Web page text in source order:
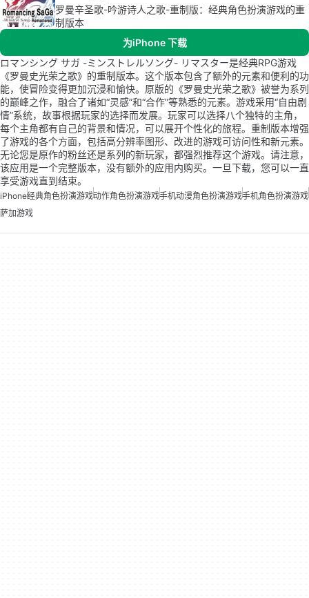
罗曼辛圣歌-吟游诗人之歌-重制版：经典角色扮演游戏的重
制版本
为iPhone 下载
ロマンシング サガ -ミンストレルソング- リマスター是经典RPG游戏
《罗曼史光荣之歌》的重制版本。这个版本包含了额外的元素和便利的功
能，使冒险变得更加沉浸和愉快。原版的《罗曼史光荣之歌》被誉为系列
的巅峰之作，融合了诸如“灵感”和“合作”等熟悉的元素。游戏采用“自由剧
情”系统，故事根据玩家的选择而发展。玩家可以选择八个独特的主角，
每个主角都有自己的背景和情况，可以展开个性化的旅程。重制版本增强
了游戏的各个方面，包括高分辨率图形、改进的游戏可访问性和新元素。
无论您是原作的粉丝还是系列的新玩家，都强烈推荐这个游戏。请注意，
该应用是一个完整版本，没有额外的应用内购买。一旦下载，您可以一直
享受游戏直到结束。
iPhone经典角色扮演游戏动作角色扮演游戏手机动漫角色扮演游戏手机角色扮演游戏
萨加游戏